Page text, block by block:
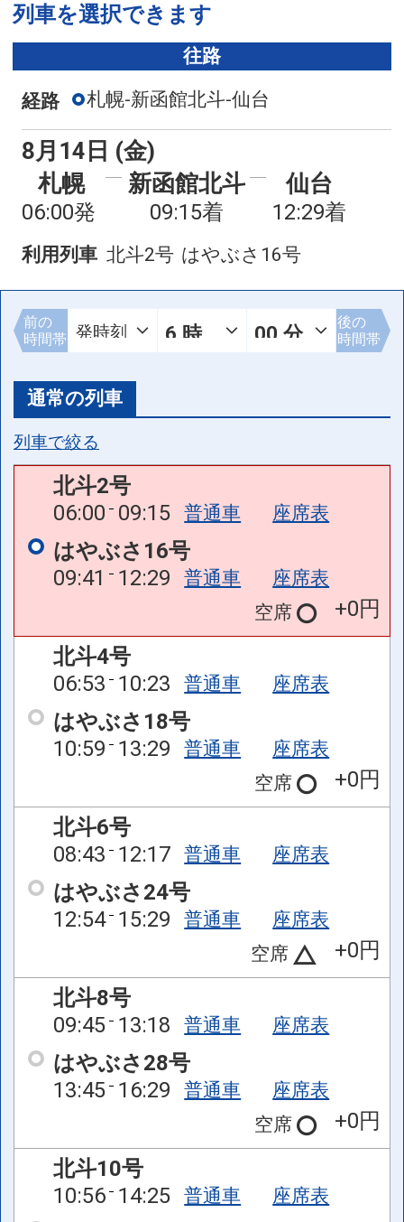
列車を選択できます
往路
経路 札幌-新函館北斗-仙台
8月14日 (金)
札幌
06:00発
新函館北斗
09:15着
仙台
12:29着
利用列車 北斗2号 はやぶさ16号
前の
時間帯
後の
時間帯
通常の列車
列車で絞る
北斗2号
06:00 09:15 普通車 座席表
はやぶさ16号
09:41
12:29 普通車
座席表
空席
+0円
北斗4号
06:53 10:23 普通車 座席表
はやぶさ18号
10:59 13:29 普通車
座席表
空席
+0円
北斗6号
08:43 12:17 普通車 座席表
はやぶさ24号
12:54 15:29 普通車
座席表
空席
+0円
北斗8号
09:45 13:18 普通車 座席表
はやぶさ28号
13:45 16:29 普通車
座席表
空席
+0円
北斗10号
10:56 14:25 普通車 座席表